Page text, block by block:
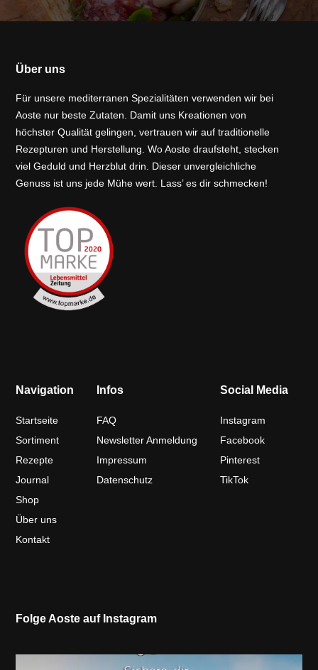
Über uns
Für unsere mediterranen Spezialitäten verwenden wir bei
Aoste nur beste Zutaten. Damit uns Kreationen von
höchster Qualität gelingen, vertrauen wir auf traditionelle
Rezepturen und Herstellung. Wo Aoste draufsteht, stecken
viel Geduld und Herzblut drin. Dieser unvergleichliche
Genuss ist uns jede Mühe wert. Lass’ es dir schmecken!
Navigation
Startseite
Sortiment
Rezepte
Journal
Shop
Über uns
Kontakt
Infos
FAQ
Newsletter Anmeldung
Impressum
Datenschutz
Social Media
Instagram
Facebook
Pinterest
TikTok
Folge Aoste auf Instagram